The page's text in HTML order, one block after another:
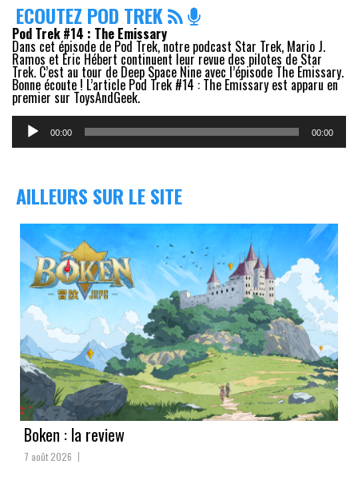
ECOUTEZ POD TREK
Pod Trek #14 : The Emissary
Dans cet épisode de Pod Trek, notre podcast Star Trek, Mario J.
Ramos et Eric Hébert continuent leur revue des pilotes de Star
Trek. C’est au tour de Deep Space Nine avec l’épisode The Emissary.
Bonne écoute ! L’article Pod Trek #14 : The Emissary est apparu en
premier sur ToysAndGeek.
Lecteur
audio 00:00 00:00
AILLEURS SUR LE SITE
Boken : la review
7 août 2026